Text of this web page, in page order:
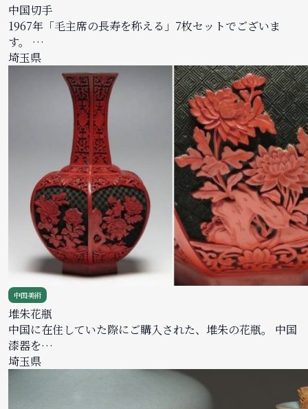
中国切手
1967年「毛主席の長寿を称える」7枚セットでございま
す。 …
埼玉県
中国美術
堆朱花瓶
中国に在住していた際にご購入された、堆朱の花瓶。 中国
漆器を…
埼玉県